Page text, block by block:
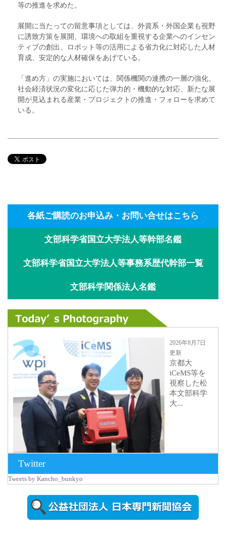
等の推進を求めた。
展開に当たっての留意事項としては、外資系・外国企業も視野
に誘致方策を展開、環境への取組を重視する企業へのインセン
ティブの創出、ロボット等の活用による省力化に対応した人材
育成、安定的な人材確保をあげている。
「進め方」の実施においては、関係機関の連携の一層の強化、
社会経済状況の変化に応じた弾力的・機動的な対応、新たな展
開が見込まれる産業・プロジェクトの推進・フォローを求めて
いる。
各紙ご購読のお申込み・お問い合せはこちら
文部科学省国立大学法人等幹部名鑑
文部科学省国立大学法人等事務系歴代幹部一覧
文部科学関係法人名鑑
2026年8月7日
更新
京都大
iCeMS等を
視察した松
本文部科学
大...
2026年8月5日
更新
農工大で大
Twitter
Tweets by Kancho_bunkyo